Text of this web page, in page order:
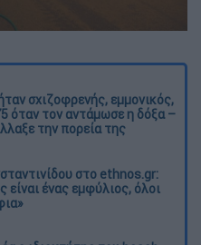
σχιζοφρενής, εμμονικός,
όταν τον αντάμωσε η δόξα –
την πορεία της
στο ethnos.gr:
είναι ένας εμφύλιος, όλοι